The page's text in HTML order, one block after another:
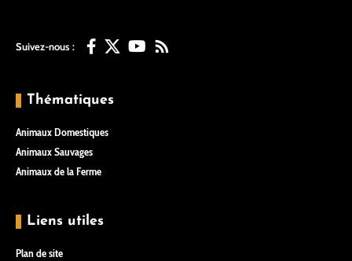
Suivez-nous :
Thématiques
Animaux Domestiques
Animaux Sauvages
Animaux de la Ferme
Liens utiles
Plan de site